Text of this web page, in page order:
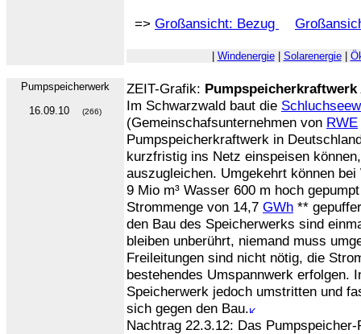
=> Großansicht: Bezug
Windenergie| Solarenergie|
Pumpspeicherwerk
16.09.10
(266)
ZEIT-Grafik:
Im Schwarzwald baut die
(Gemeinschafsunternehmen von RWE
Pumpspeicherkraftwerk in
kurzfristig ins Netz einspeisen
auszugleichen. Umgekehrt können
9 Mio m³ Wasser 600 m hoch
Strommenge von 14,7 GWh **
den Bau des Speicherwerks sind
bleiben unberührt, niemand muss
Freileitungen sind nicht nötig, die
bestehendes Umspannwerk erfolgen.
Speicherwerk jedoch umstritten und
sich gegen den Bau.
Nachtrag 22.3.12: Das